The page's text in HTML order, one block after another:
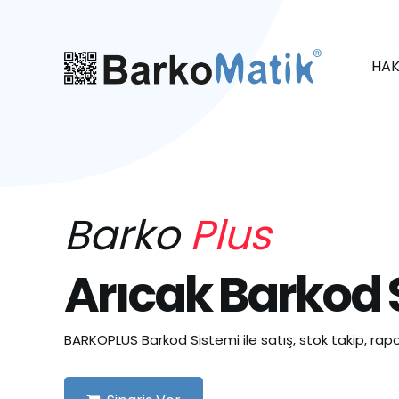
BarkoPlus
Arıcak Barkod
BARKOPLUS Barkod Sistemi ile satış, stok takip,